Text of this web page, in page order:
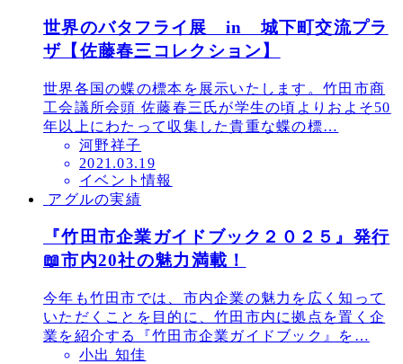
世界のバタフライ展 in 城下町交流プラ
ザ【佐藤春三コレクション】
世界各国の蝶の標本を展示いたします。竹田市商
工会議所会頭 佐藤春三氏が学生の頃よりおよそ50
年以上にわたって収集した貴重な蝶の標…
河野祥子
投
稿
日
2021.03.19
イベント情報
アグルの実績
『竹田市企業ガイドブック２０２５』発行
📖市内20社の魅力満載！
今年も竹田市では、市内企業の魅力を広く知って
いただくことを目的に、竹田市内に拠点を置く企
業を紹介する『竹田市企業ガイドブック』を…
小出 知佳